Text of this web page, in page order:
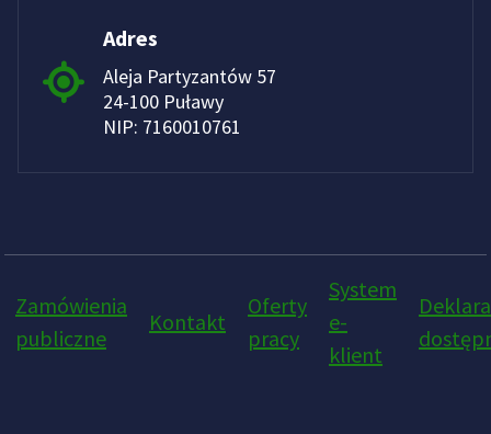
Adres
Aleja Partyzantów 57
24-100 Puławy
NIP: 7160010761
Zamówienia
publiczne
Kontakt
Oferty
pracy
System
e-
klient